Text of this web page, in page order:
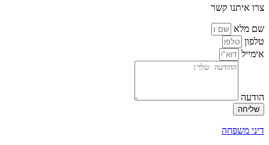
צרו איתנו קשר
שם מלא
טלפון
אימייל
הודעה
שליחה
דיני משפחה